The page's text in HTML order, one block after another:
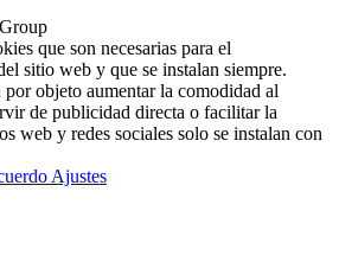
que son necesarias para el
sitio web y que se instalan siempre.
objeto aumentar la comodidad al
de publicidad directa o facilitar la
web y redes sociales solo se instalan con
Ajustes